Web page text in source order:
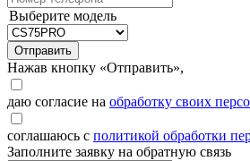
Выберите модель
Отправить
Нажав кнопку «Отправить»,
даю согласие на обработку своих
соглашаюсь с политикой обработки
Заполните заявку на обратную связь